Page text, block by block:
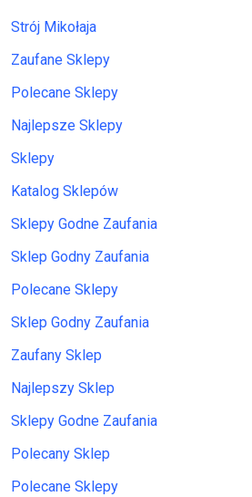
Strój Mikołaja
Zaufane Sklepy
Polecane Sklepy
Najlepsze Sklepy
Sklepy
Katalog Sklepów
Sklepy Godne Zaufania
Sklep Godny Zaufania
Polecane Sklepy
Sklep Godny Zaufania
Zaufany Sklep
Najlepszy Sklep
Sklepy Godne Zaufania
Polecany Sklep
Polecane Sklepy